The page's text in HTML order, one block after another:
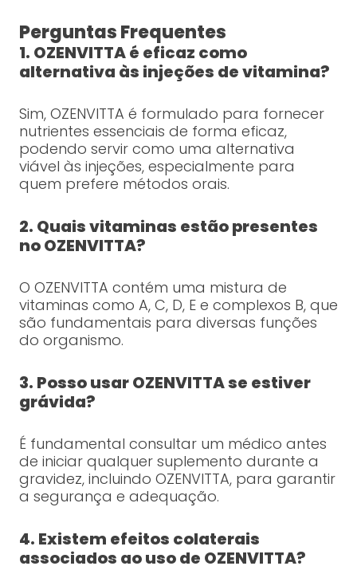
Perguntas Frequentes
1. OZENVITTA é eficaz como
alternativa às injeções de vitamina?
Sim, OZENVITTA é formulado para fornecer
nutrientes essenciais de forma eficaz,
podendo servir como uma alternativa
viável às injeções, especialmente para
quem prefere métodos orais.
2. Quais vitaminas estão presentes
no OZENVITTA?
O OZENVITTA contém uma mistura de
vitaminas como A, C, D, E e complexos B, que
são fundamentais para diversas funções
do organismo.
3. Posso usar OZENVITTA se estiver
grávida?
É fundamental consultar um médico antes
de iniciar qualquer suplemento durante a
gravidez, incluindo OZENVITTA, para garantir
a segurança e adequação.
4. Existem efeitos colaterais
associados ao uso de OZENVITTA?